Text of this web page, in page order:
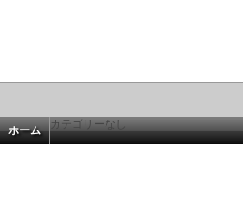
ホーム カテゴリーなし